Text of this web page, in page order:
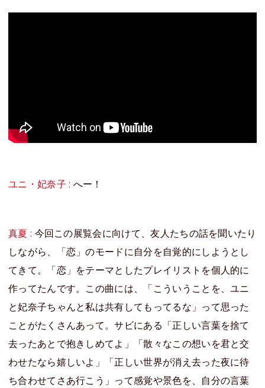
ユニ・妃奈子 : へー！
真夏 : 今回この展覧会に向けて、友人たちの話を聞いたり
しながら、「恋」のモードに自分を自覚的にしようとし
てきて。「恋」をテーマとしたプレイリストを個人的に
作ってたんです。この曲には、「こういうことを、ユニ
と妃奈子ちゃんと私は共有してもってるな」って思った
ことがたくさんあって。サビにある「正しい言葉を捨て
去ったあとで抱きしめてよ」「散々なこの想いを君と交
わせたなら嬉しいよ」「正しい世界が消え去った夜に待
ち合わせてさあ行こう」って感覚や景色を、自分の言葉